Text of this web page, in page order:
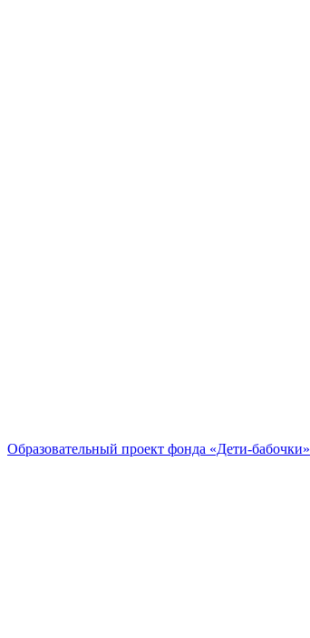
Образовательный проект фонда «Дети-бабочки»